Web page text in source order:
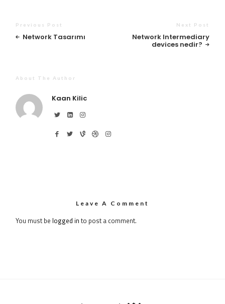
Previous Post
Network Tasarımı
Next Post
Network Intermediary
devices nedir?
About The Author
Kaan Kilic
Leave A Comment
You must be logged in to post a comment.